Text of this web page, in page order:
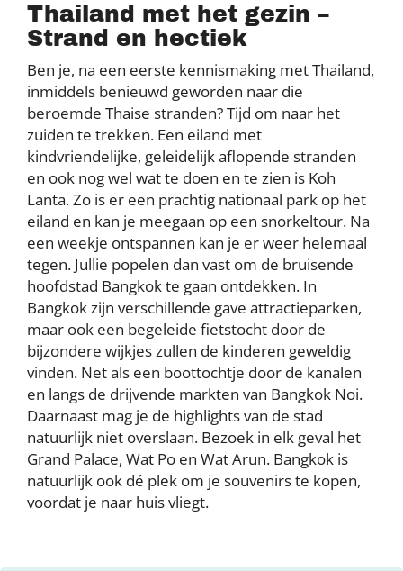
Thailand met het gezin –
Strand en hectiek
Ben je, na een eerste kennismaking met Thailand,
inmiddels benieuwd geworden naar die
beroemde Thaise stranden? Tijd om naar het
zuiden te trekken. Een eiland met
kindvriendelijke, geleidelijk aflopende stranden
en ook nog wel wat te doen en te zien is Koh
Lanta. Zo is er een prachtig nationaal park op het
eiland en kan je meegaan op een snorkeltour. Na
een weekje ontspannen kan je er weer helemaal
tegen. Jullie popelen dan vast om de bruisende
hoofdstad Bangkok te gaan ontdekken. In
Bangkok zijn verschillende gave attractieparken,
maar ook een begeleide fietstocht door de
bijzondere wijkjes zullen de kinderen geweldig
vinden. Net als een boottochtje door de kanalen
en langs de drijvende markten van Bangkok Noi.
Daarnaast mag je de highlights van de stad
natuurlijk niet overslaan. Bezoek in elk geval het
Grand Palace, Wat Po en Wat Arun. Bangkok is
natuurlijk ook dé plek om je souvenirs te kopen,
voordat je naar huis vliegt.